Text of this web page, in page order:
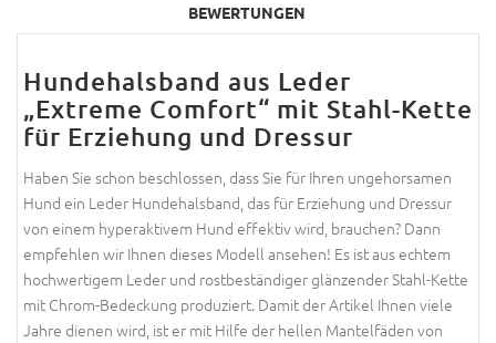
BEWERTUNGEN
Hundehalsband aus Leder
„Extreme Comfort“ mit Stahl-Kette
für Erziehung und Dressur
Haben Sie schon beschlossen, dass Sie für Ihren ungehorsamen
Hund ein Leder Hundehalsband, das für Erziehung und Dressur
von einem hyperaktivem Hund effektiv wird, brauchen? Dann
empfehlen wir Ihnen dieses Modell ansehen! Es ist aus echtem
hochwertigem Leder und rostbeständiger glänzender Stahl-Kette
mit Chrom-Bedeckung produziert. Damit der Artikel Ihnen viele
Jahre dienen wird, ist er mit Hilfe der hellen Mantelfäden von